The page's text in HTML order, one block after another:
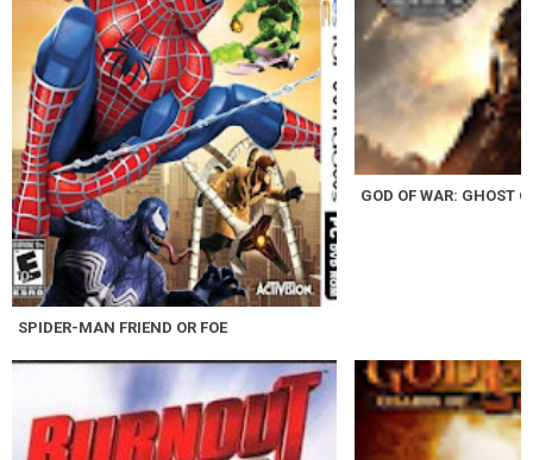
SPIDER-MAN FRIEND OR FOE
GOD OF WAR: GHOST